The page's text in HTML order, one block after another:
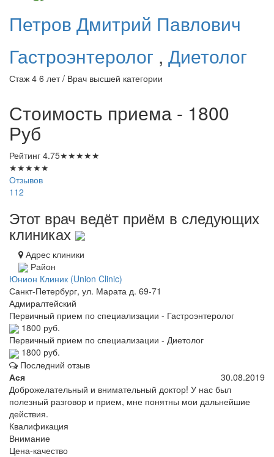
Петров Дмитрий Павлович
Гастроэнтеролог , Диетолог
Стаж 4 6 лет / Врач высшей категории
Стоимость приема - 1800
Руб
Рейтинг 4.75★★★★★
★★★★★
Отзывов
112
Этот врач ведёт приём в следующих
клиниках
Адрес клиники
Район
Юнион Клиник (Union Clinic)
Санкт-Петербург, ул. Марата д. 69-71
Адмиралтейский
Первичный прием по специализации - Гастроэнтеролог
1800 руб.
Первичный прием по специализации - Диетолог
1800 руб.
Последний отзыв
Ася
30.08.2019
Доброжелательный и внимательный доктор! У нас был
полезный разговор и прием, мне понятны мои дальнейшие
действия.
Квалификация
Внимание
Цена-качество